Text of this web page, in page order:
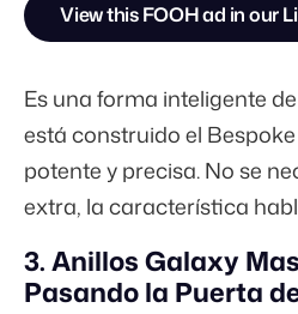
View this FOOH ad in our
Es una forma inteligente
está construido el
potente y precisa. No se
extra, la característica
3. Anillos Galaxy
Pasando la Puerta